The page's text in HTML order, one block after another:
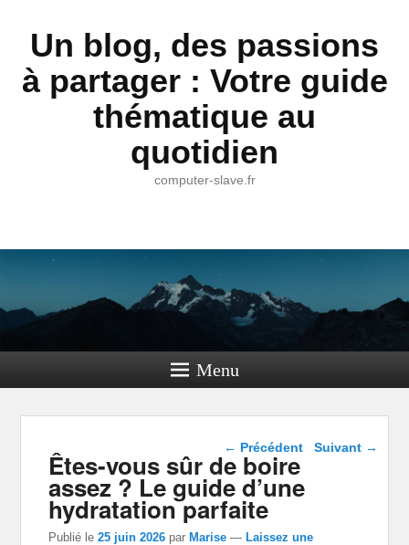
Un blog, des passions
à partager : Votre guide
thématique au
quotidien
computer-slave.fr
Menu
Navigation dans les
← Précédent Suivant →
Êtes-vous sûr de boire
assez ? Le guide d’une
hydratation parfaite
Publié le25 juin 2026 parMarise —Laissez une